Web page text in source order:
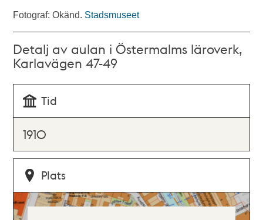
Fotograf: Okänd. Stadsmuseet
Detalj av aulan i Östermalms läroverk,
Karlavägen 47-49
Tid
1910
Plats